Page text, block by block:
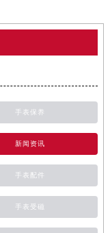
手表保养
新闻资讯
手表配件
手表受磁